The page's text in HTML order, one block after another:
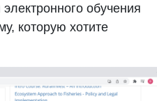
обучения
которую хотите